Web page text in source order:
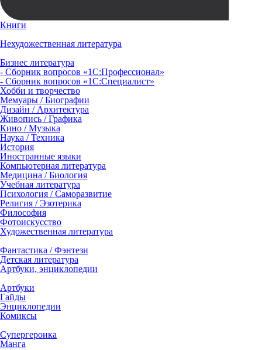
Книги
Нехудожественная литература
Бизнес литература
- Сборник вопросов «1С:Профессионал»
- Сборник вопросов «1С:Специалист»
Хобби и творчество
Мемуары / Биографии
Дизайн / Архитектура
Живопись / Графика
Кино / Музыка
Наука / Техника
История
Иностранные языки
Компьютерная литература
Медицина / Биология
Учебная литература
Психология / Саморазвитие
Религия / Эзотерика
Философия
Фотоискусство
Художественная литература
Фантастика / Фэнтези
Детская литература
Артбуки, энциклопедии
Артбуки
Гайды
Энциклопедии
Комиксы
Супергероика
Манга